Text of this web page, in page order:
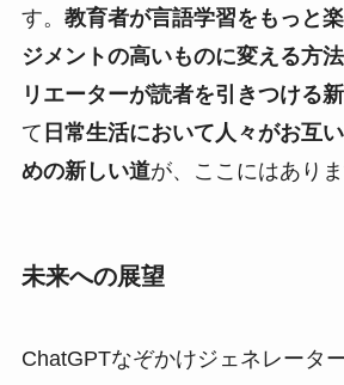
す。 教育者が言語学習をもっと
ジメントの高いものに変える方法
リエーターが読者を引きつける
て 日常生活において人々がお互
めの新しい道が、ここにはありま
未来への展望
ChatGPTなぞかけジェネレータ